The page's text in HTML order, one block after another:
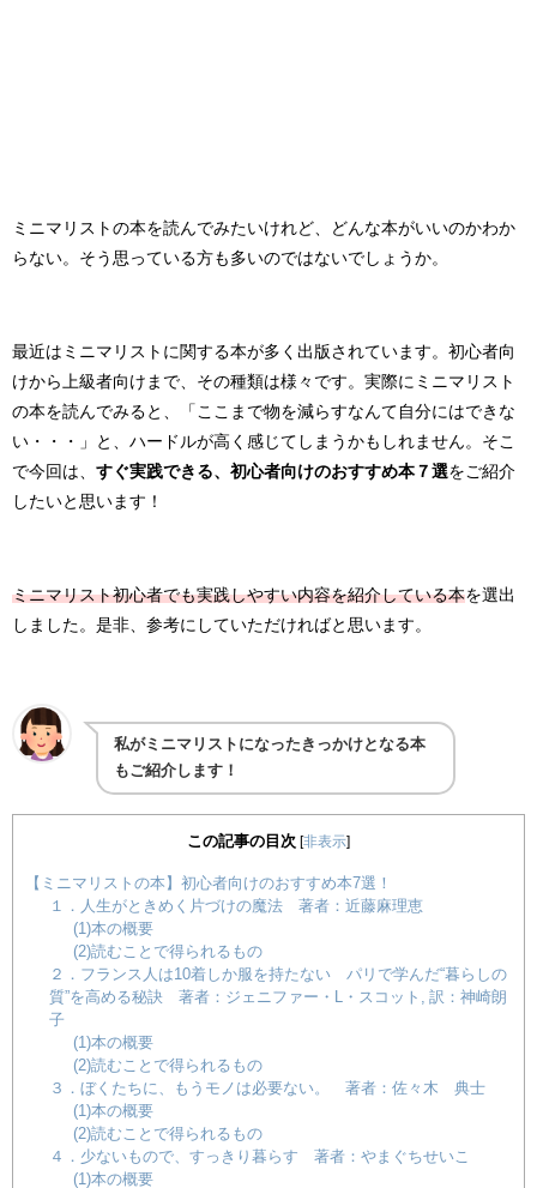
ミニマリストの本を読んでみたいけれど、どんな本がいいのかわか
らない。そう思っている方も多いのではないでしょうか。
最近はミニマリストに関する本が多く出版されています。初心者向
けから上級者向けまで、その種類は様々です。実際にミニマリスト
の本を読んでみると、「ここまで物を減らすなんて自分にはできな
い・・・」と、ハードルが高く感じてしまうかもしれません。そこ
で今回は、 すぐ実践できる、初心者向けのおすすめ本７選をご紹介
したいと思います！
ミニマリスト初心者でも実践しやすい内容を紹介している本を選出
しました。是非、参考にしていただければと思います。
私がミニマリストになったきっかけとなる本
もご紹介します！
この記事の目次 非表示
【ミニマリストの本】初心者向けのおすすめ本7選！
１．人生がときめく片づけの魔法 著者：近藤麻理恵
(1)本の概要
(2)読むことで得られるもの
２．フランス人は10着しか服を持たない パリで学んだ“暮らしの
質”を高める秘訣 著者：ジェニファー・L・スコット, 訳：神崎朗
子
(1)本の概要
(2)読むことで得られるもの
３．ぼくたちに、もうモノは必要ない。 著者：佐々木 典士
(1)本の概要
(2)読むことで得られるもの
４．少ないもので、すっきり暮らす 著者：やまぐちせいこ
(1)本の概要